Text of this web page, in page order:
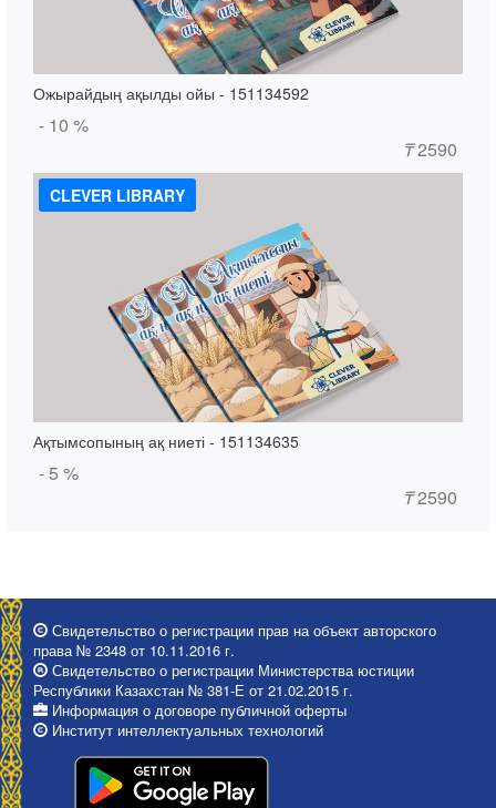
Ожырайдың ақылды ойы - 151134592
- 10 %
₸2590
CLEVER LIBRARY
Ақтымсопының ақ ниеті - 151134635
- 5 %
₸2590
Свидетельство о регистрации прав на объект авторского
права № 2348 от 10.11.2016 г.
Свидетельство о регистрации Министерства юстиции
Республики Казахстан № 381-Е от 21.02.2015 г.
Информация о договоре публичной оферты
Институт интеллектуальных технологий